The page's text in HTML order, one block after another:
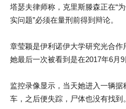
塔瑟夫律师称，克里斯滕森正在“
实问题”必须在量刑前得到辩论。
章莹颖是伊利诺伊大学研究光合作
她最后一次被看到是在2017年6月9
监控录像显示，当天她进入一辆
车，之后便失踪，尸体也没有找到。